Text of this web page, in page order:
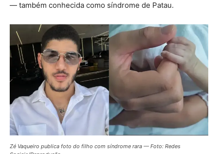
— também conhecida como síndrome de Patau.
Zé Vaqueiro publica foto do filho com síndrome rara — Foto: Redes